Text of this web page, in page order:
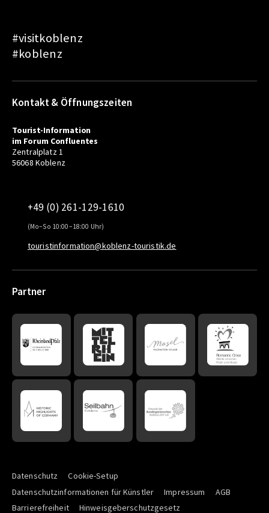
#visitkoblenz
#koblenz
Kontakt & Öffnungszeiten
Tourist-Information
im Forum Confluentes
Zentralplatz 1
56068 Koblenz
+49 (0) 261-129-1610
(Mo–So 10:00–18:00 Uhr)
touristinformation@koblenz-touristik.de
Partner
Datenschutz
Cookie-Setup
Datenschutzinformationen für Künstler
Impressum
AGB
Barrierefreiheit
Hinweisgeberschutzgesetz